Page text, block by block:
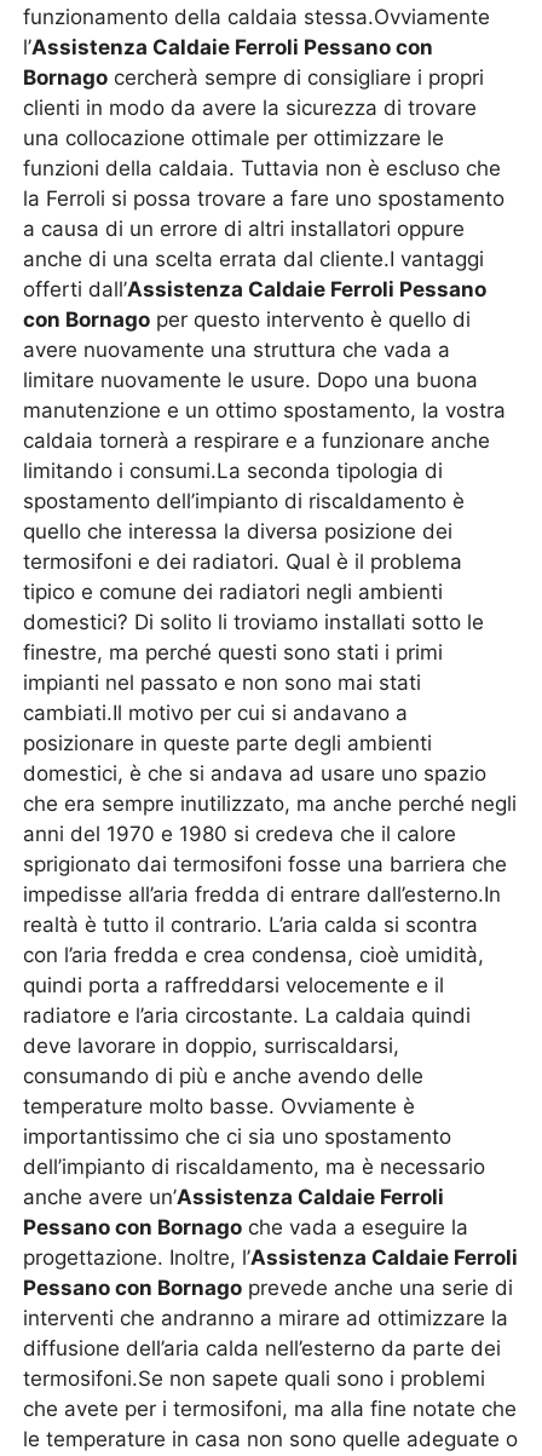
funzionamento della caldaia stessa.Ovviamente
l’Assistenza Caldaie Ferroli Pessano con
Bornago cercherà sempre di consigliare i propri
clienti in modo da avere la sicurezza di trovare
una collocazione ottimale per ottimizzare le
funzioni della caldaia. Tuttavia non è escluso che
la Ferroli si possa trovare a fare uno spostamento
a causa di un errore di altri installatori oppure
anche di una scelta errata dal cliente.I vantaggi
offerti dall’Assistenza Caldaie Ferroli Pessano
con Bornago per questo intervento è quello di
avere nuovamente una struttura che vada a
limitare nuovamente le usure. Dopo una buona
manutenzione e un ottimo spostamento, la vostra
caldaia tornerà a respirare e a funzionare anche
limitando i consumi.La seconda tipologia di
spostamento dell’impianto di riscaldamento è
quello che interessa la diversa posizione dei
termosifoni e dei radiatori. Qual è il problema
tipico e comune dei radiatori negli ambienti
domestici? Di solito li troviamo installati sotto le
finestre, ma perché questi sono stati i primi
impianti nel passato e non sono mai stati
cambiati.Il motivo per cui si andavano a
posizionare in queste parte degli ambienti
domestici, è che si andava ad usare uno spazio
che era sempre inutilizzato, ma anche perché negli
anni del 1970 e 1980 si credeva che il calore
sprigionato dai termosifoni fosse una barriera che
impedisse all’aria fredda di entrare dall’esterno.In
realtà è tutto il contrario. L’aria calda si scontra
con l’aria fredda e crea condensa, cioè umidità,
quindi porta a raffreddarsi velocemente e il
radiatore e l’aria circostante. La caldaia quindi
deve lavorare in doppio, surriscaldarsi,
consumando di più e anche avendo delle
temperature molto basse. Ovviamente è
importantissimo che ci sia uno spostamento
dell’impianto di riscaldamento, ma è necessario
anche avere un’Assistenza Caldaie Ferroli
Pessano con Bornago che vada a eseguire la
progettazione. Inoltre, l’Assistenza Caldaie Ferroli
Pessano con Bornago prevede anche una serie di
interventi che andranno a mirare ad ottimizzare la
diffusione dell’aria calda nell’esterno da parte dei
termosifoni.Se non sapete quali sono i problemi
che avete per i termosifoni, ma alla fine notate che
le temperature in casa non sono quelle adeguate o